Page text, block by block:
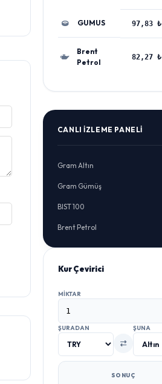
GUMUS 97,83 ₺
Brent
Petrol
82,27 ₺
CANLI İZLEME PANELI
Gram Altın
Gram Gümüş
BIST 100
Brent Petrol
Kur Çevirici
MIKTAR
ŞURADAN ŞUNA
SONUÇ